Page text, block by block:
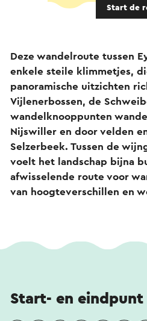
Start de
Deze wandelroute tussen
enkele steile klimmetjes,
panoramische uitzichten
Vijlenerbossen, de
wandelknooppunten
Nijswiller en door velden
Selzerbeek. Tussen de
voelt het landschap bijna
afwisselende route voor
van hoogteverschillen en
Start- en eindpunt